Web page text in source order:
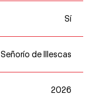
Sí
Señorío de Illescas
2026